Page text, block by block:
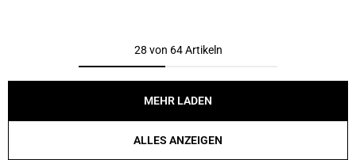
28 von 64 Artikeln
MEHR LADEN
ALLES ANZEIGEN